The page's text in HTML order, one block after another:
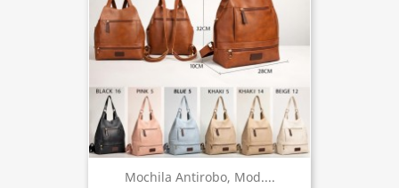
Mochila Antirobo, Mod....